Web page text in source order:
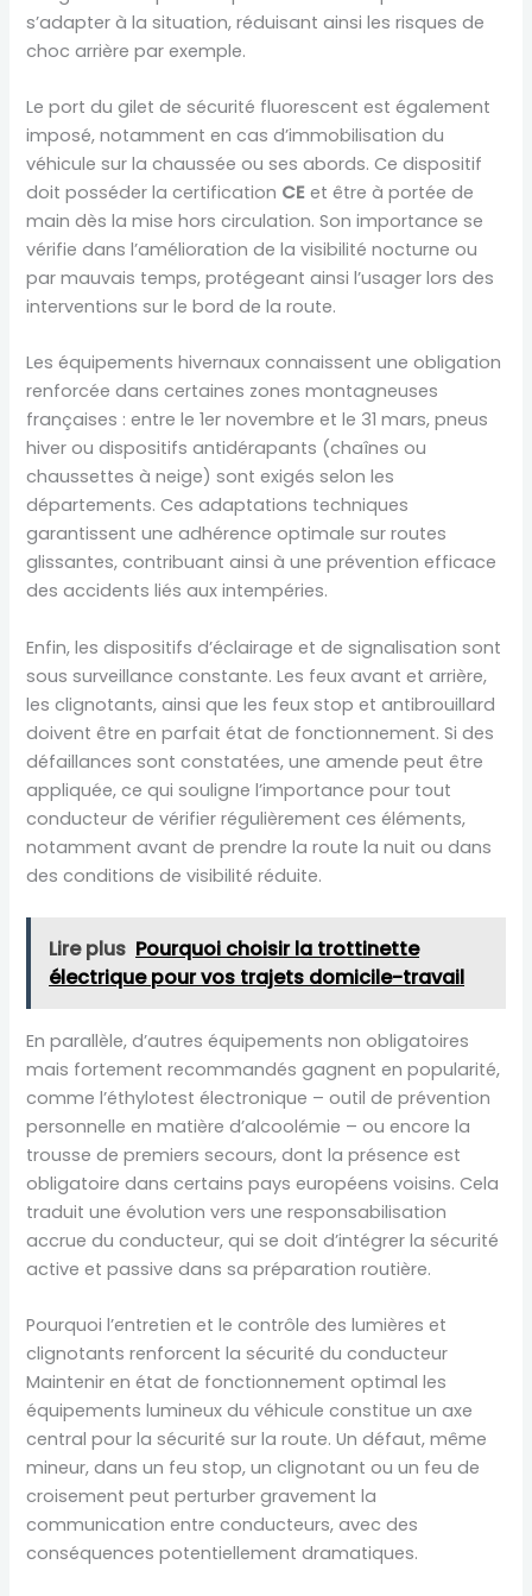
s’adapter à la situation, réduisant ainsi les risques de
choc arrière par exemple.
Le port du gilet de sécurité fluorescent est également
imposé, notamment en cas d’immobilisation du
véhicule sur la chaussée ou ses abords. Ce dispositif
doit posséder la certification CE et être à portée de
main dès la mise hors circulation. Son importance se
vérifie dans l’amélioration de la visibilité nocturne ou
par mauvais temps, protégeant ainsi l’usager lors des
interventions sur le bord de la route.
Les équipements hivernaux connaissent une obligation
renforcée dans certaines zones montagneuses
françaises : entre le 1er novembre et le 31 mars, pneus
hiver ou dispositifs antidérapants (chaînes ou
chaussettes à neige) sont exigés selon les
départements. Ces adaptations techniques
garantissent une adhérence optimale sur routes
glissantes, contribuant ainsi à une prévention efficace
des accidents liés aux intempéries.
Enfin, les dispositifs d’éclairage et de signalisation sont
sous surveillance constante. Les feux avant et arrière,
les clignotants, ainsi que les feux stop et antibrouillard
doivent être en parfait état de fonctionnement. Si des
défaillances sont constatées, une amende peut être
appliquée, ce qui souligne l’importance pour tout
conducteur de vérifier régulièrement ces éléments,
notamment avant de prendre la route la nuit ou dans
des conditions de visibilité réduite.
Lire plus Pourquoi choisir la trottinette
électrique pour vos trajets domicile-travail
En parallèle, d’autres équipements non obligatoires
mais fortement recommandés gagnent en popularité,
comme l’éthylotest électronique – outil de prévention
personnelle en matière d’alcoolémie – ou encore la
trousse de premiers secours, dont la présence est
obligatoire dans certains pays européens voisins. Cela
traduit une évolution vers une responsabilisation
accrue du conducteur, qui se doit d’intégrer la sécurité
active et passive dans sa préparation routière.
Pourquoi l’entretien et le contrôle des lumières et
clignotants renforcent la sécurité du conducteur
Maintenir en état de fonctionnement optimal les
équipements lumineux du véhicule constitue un axe
central pour la sécurité sur la route. Un défaut, même
mineur, dans un feu stop, un clignotant ou un feu de
croisement peut perturber gravement la
communication entre conducteurs, avec des
conséquences potentiellement dramatiques.